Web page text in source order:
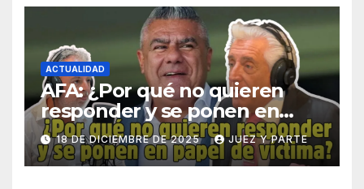
ACTUALIDAD
AFA: ¿Por qué no quieren
responder y se ponen en
papel de víctima? Asi
cuestiona Daniel Vítolo
18 DE DICIEMBRE DE 2025 JUEZ Y PARTE